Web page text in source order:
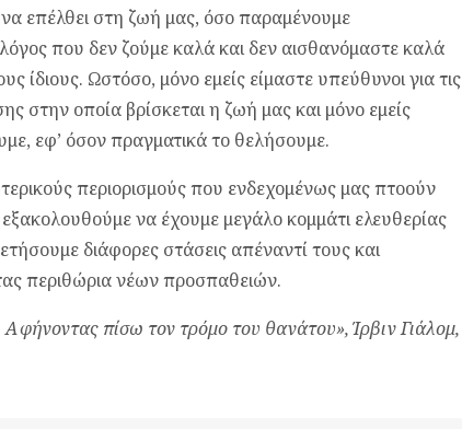
επέλθει στη ζωή μας, όσο παραμένουμε
που δεν ζούμε καλά και δεν αισθανόμαστε καλά
ίδιους. Ωστόσο, μόνο εμείς είμαστε υπεύθυνοι για τις
στην οποία βρίσκεται η ζωή μας και μόνο εμείς
εφ’ όσον πραγματικά το θελήσουμε.
περιορισμούς που ενδεχομένως μας πτοούν
να έχουμε μεγάλο κομμάτι ελευθερίας
διάφορες στάσεις απέναντί τους και
περιθώρια νέων προσπαθειών.
πίσω τον τρόμο του θανάτου», Ίρβιν Γιάλομ,